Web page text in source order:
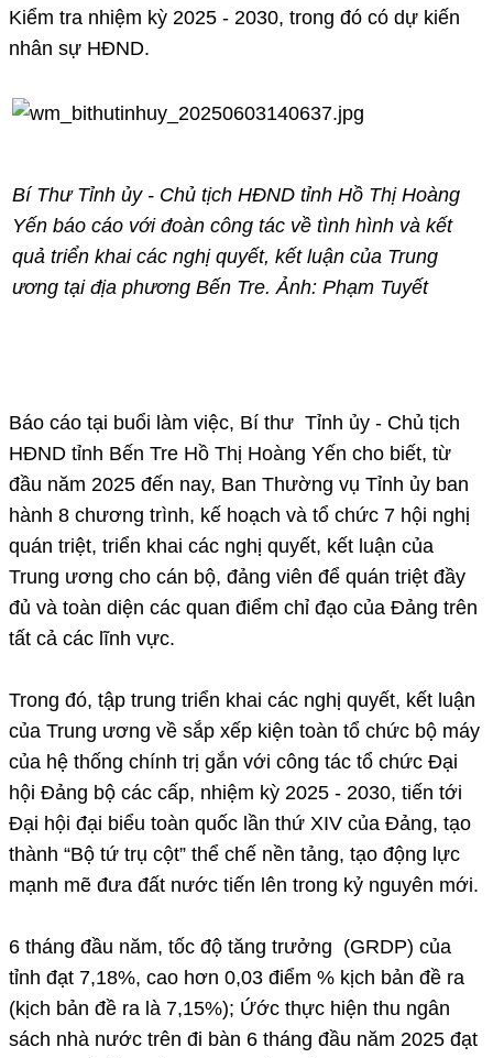
Kiểm tra nhiệm kỳ 2025 - 2030, trong đó có dự kiến
nhân sự HĐND.
Bí Thư Tỉnh ủy - Chủ tịch HĐND tỉnh Hồ Thị Hoàng
Yến báo cáo với đoàn công tác về tình hình và kết
quả triển khai các nghị quyết, kết luận của Trung
ương tại địa phương Bến Tre. Ảnh: Phạm Tuyết
Báo cáo tại buổi làm việc, Bí thư Tỉnh ủy - Chủ tịch
HĐND tỉnh Bến Tre Hồ Thị Hoàng Yến cho biết, từ
đầu năm 2025 đến nay, Ban Thường vụ Tỉnh ủy ban
hành 8 chương trình, kế hoạch và tổ chức 7 hội nghị
quán triệt, triển khai các nghị quyết, kết luận của
Trung ương cho cán bộ, đảng viên để quán triệt đầy
đủ và toàn diện các quan điểm chỉ đạo của Đảng trên
tất cả các lĩnh vực.
Trong đó, tập trung triển khai các nghị quyết, kết luận
của Trung ương về sắp xếp kiện toàn tổ chức bộ máy
của hệ thống chính trị gắn với công tác tổ chức Đại
hội Đảng bộ các cấp, nhiệm kỳ 2025 - 2030, tiến tới
Đại hội đại biểu toàn quốc lần thứ XIV của Đảng, tạo
thành “Bộ tứ trụ cột” thể chế nền tảng, tạo động lực
mạnh mẽ đưa đất nước tiến lên trong kỷ nguyên mới.
6 tháng đầu năm, tốc độ tăng trưởng (GRDP) của
tỉnh đạt 7,18%, cao hơn 0,03 điểm % kịch bản đề ra
(kịch bản đề ra là 7,15%); Ứớc thực hiện thu ngân
sách nhà nước trên đi bàn 6 tháng đầu năm 2025 đạt